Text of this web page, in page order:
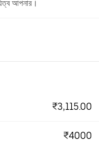
আপনার।
₹3,115.00
₹4000